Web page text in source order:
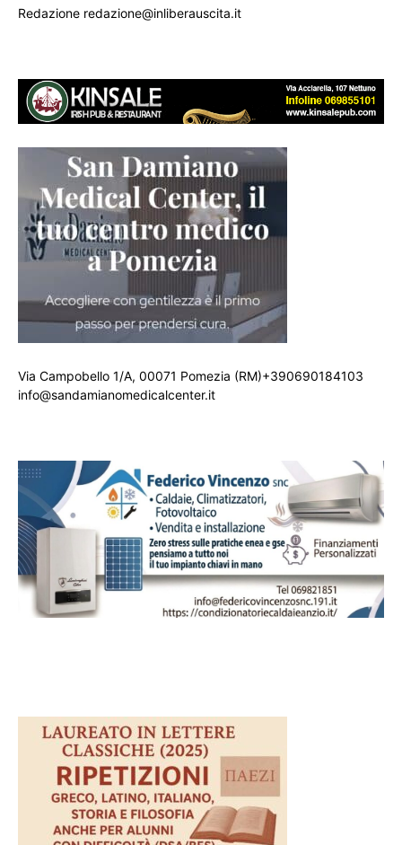
Redazione redazione@inliberauscita.it
Via Campobello 1/A, 00071 Pomezia (RM)+390690184103
info@sandamianomedicalcenter.it